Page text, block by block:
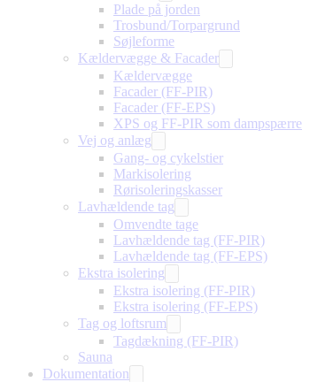
Plade på jorden
Trosbund/Torpargrund
Søjleforme
Kældervægge & Facader
Kældervægge
Facader (FF-PIR)
Facader (FF-EPS)
XPS og FF-PIR som dampspærre
Vej og anlæg
Gang- og cykelstier
Markisolering
Rørisoleringskasser
Lavhældende tag
Omvendte tage
Lavhældende tag (FF-PIR)
Lavhældende tag (FF-EPS)
Ekstra isolering
Ekstra isolering (FF-PIR)
Ekstra isolering (FF-EPS)
Tag og loftsrum
Tagdækning (FF-PIR)
Sauna
Dokumentation